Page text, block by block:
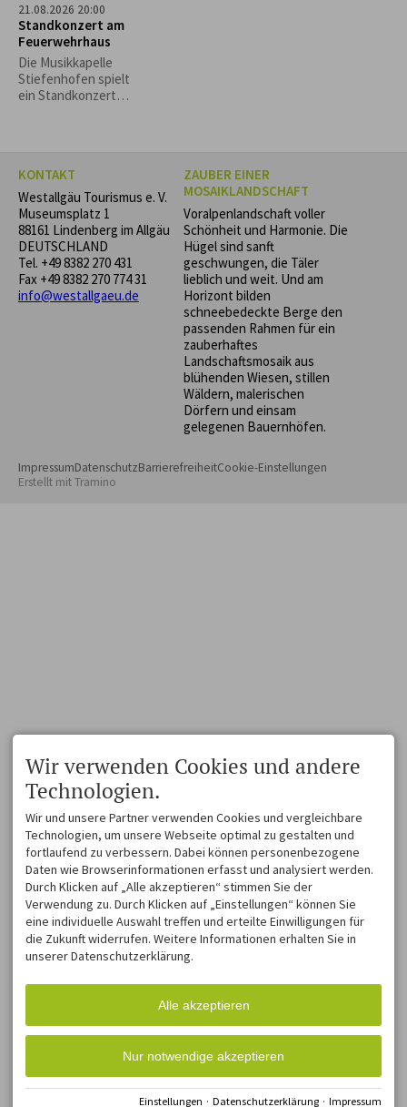
21.08.2026 20:00
Standkonzert am
Feuerwehrhaus
Die Musikkapelle
Stiefenhofen spielt
ein Standkonzert
Abend voller Musik
und Gemeinschaft.
KONTAKT
Westallgäu Tourismus e. V.
Museumsplatz 1
88161 Lindenberg im Allgäu
DEUTSCHLAND
Tel. +49 8382 270 431
Fax +49 8382 270 774 31
info@westallgaeu.de
ZAUBER EINER
MOSAIKLANDSCHAFT
Voralpenlandschaft voller
Schönheit und Harmonie. Die
Hügel sind sanft
geschwungen, die Täler
lieblich und weit. Und am
Horizont bilden
schneebedeckte Berge den
passenden Rahmen für ein
zauberhaftes
Landschaftsmosaik aus
blühenden Wiesen, stillen
Wäldern, malerischen
Dörfern und einsam
gelegenen Bauernhöfen.
ImpressumDatenschutzBarrierefreiheitCookie-Einstellungen
Erstellt mitTramino
Wir verwenden Cookies und andere
Technologien.
Wir und unsere Partner verwenden Cookies und vergleichbare
Technologien, um unsere Webseite optimal zu gestalten und
fortlaufend zu verbessern. Dabei können personenbezogene
Daten wie Browserinformationen erfasst und analysiert werden.
Durch Klicken auf „Alle akzeptieren“ stimmen Sie der
Verwendung zu. Durch Klicken auf „Einstellungen“ können Sie
eine individuelle Auswahl treffen und erteilte Einwilligungen für
die Zukunft widerrufen. Weitere Informationen erhalten Sie in
unserer Datenschutzerklärung.
Alle akzeptieren
Nur notwendige akzeptieren
Einstellungen · Datenschutzerklärung · Impressum